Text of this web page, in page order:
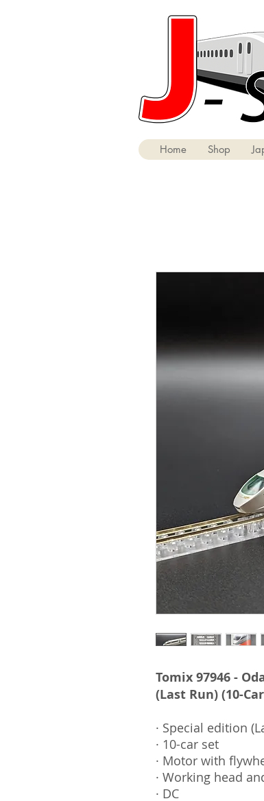
Home Shop
Tomix 97946 -
(Last Run) (10-
· Special edition
· 10-car set
· Motor with
· Working head
· DC